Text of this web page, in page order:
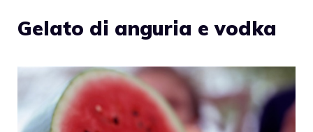
Gelato di anguria e vodka